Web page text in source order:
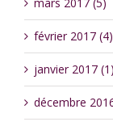
février 2017 (4)
janvier 2017 (1)
décembre